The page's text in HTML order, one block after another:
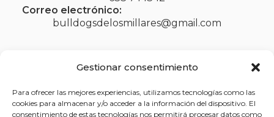
Gestionar consentimiento
Para ofrecer las mejores experiencias, utilizamos tecnologías como las
cookies para almacenar y/o acceder a la información del dispositivo. El
consentimiento de estas tecnologías nos permitirá procesar datos como
Correo electrónico:
bulldogsdelosmillares@gmail.com
Aviso legal